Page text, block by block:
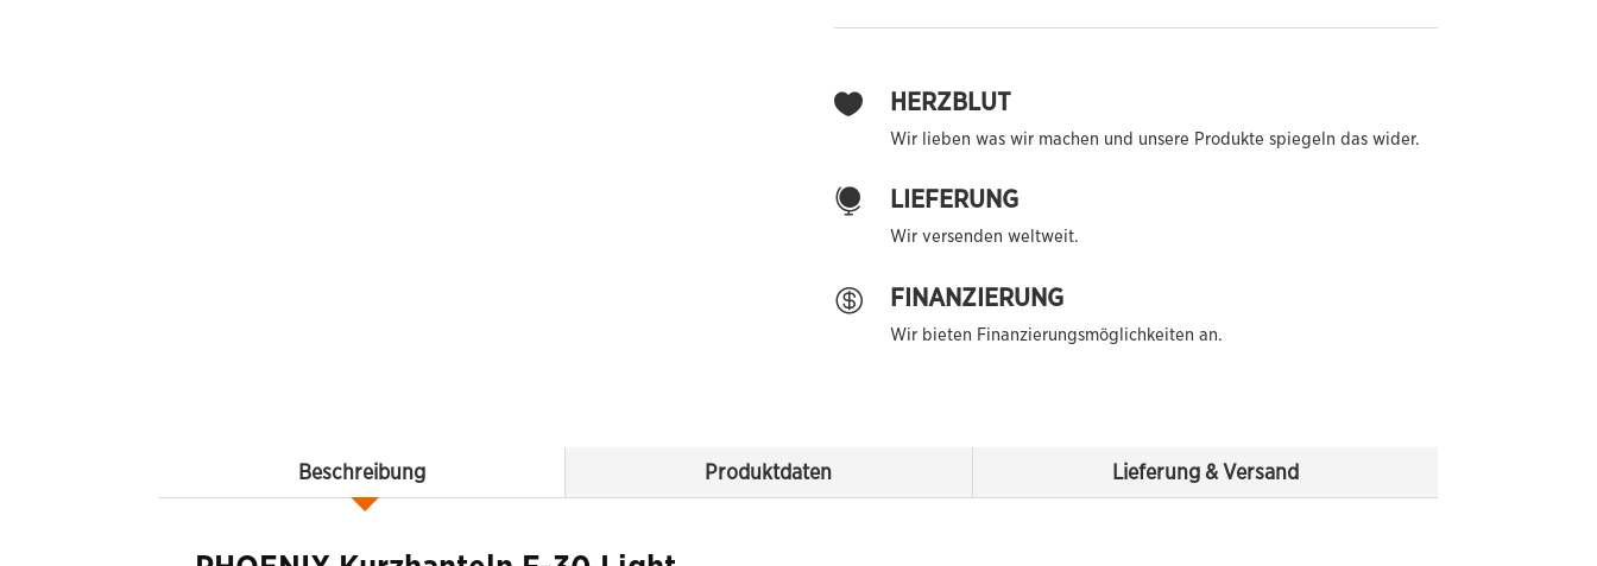
 HERZBLUT
Wir lieben was wir machen und unsere Produkte spiegeln das wider.
 LIEFERUNG
Wir versenden weltweit.
 FINANZIERUNG
Wir bieten Finanzierungsmöglichkeiten an.
Beschreibung Produktdaten Lieferung & Versand